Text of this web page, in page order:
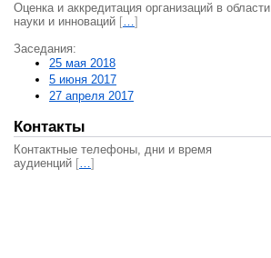
Оценка и аккредитация организаций в области
науки и инноваций […]
Заседания:
25 мая 2018
5 июня 2017
27 апреля 2017
Контакты
Контактные телефоны, дни и время
аудиенций […]